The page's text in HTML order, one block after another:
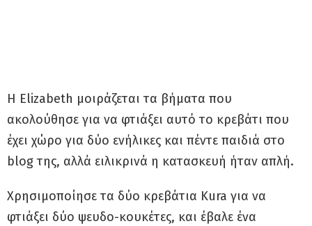
Η Elizabeth μοιράζεται τα βήματα που
ακολούθησε για να φτιάξει αυτό το κρεβάτι που
έχει χώρο για δύο ενήλικες και πέντε παιδιά στο
blog της, αλλά ειλικρινά η κατασκευή ήταν απλή.
Χρησιμοποίησε τα δύο κρεβάτια Kura για να
φτιάξει δύο ψευδο-κουκέτες, και έβαλε ένα